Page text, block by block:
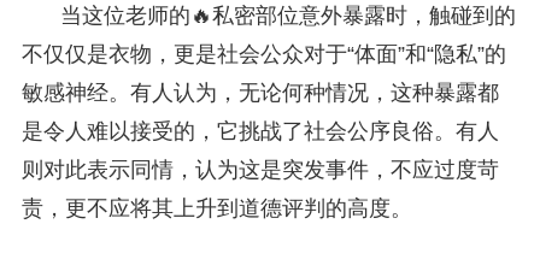
当这位老师的🔥私密部位意外暴露时，触碰到的
不仅仅是衣物，更是社会公众对于“体面”和“隐私”的
敏感神经。有人认为，无论何种情况，这种暴露都
是令人难以接受的，它挑战了社会公序良俗。有人
则对此表示同情，认为这是突发事件，不应过度苛
责，更不应将其上升到道德评判的高度。